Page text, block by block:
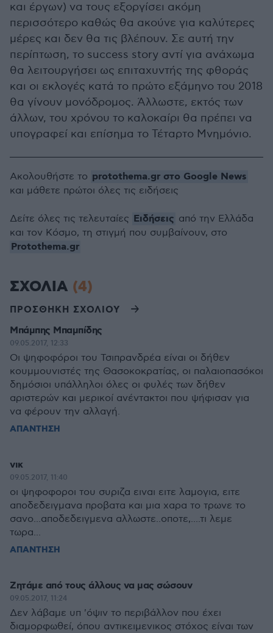
και έργων) να τους εξοργίσει ακόμη
περισσότερο καθώς θα ακούνε για καλύτερες
μέρες και δεν θα τις βλέπουν. Σε αυτή την
περίπτωση, το success story αντί για ανάχωμα
θα λειτουργήσει ως επιταχυντής της φθοράς
και οι εκλογές κατά το πρώτο εξάμηνο του 2018
θα γίνουν μονόδρομος. Άλλωστε, εκτός των
άλλων, του χρόνου το καλοκαίρι θα πρέπει να
υπογραφεί και επίσημα το Τέταρτο Μνημόνιο.
Ακολουθήστε το protothema.gr στο Google News
και μάθετε πρώτοι όλες τις ειδήσεις
Δείτε όλες τις τελευταίες Ειδήσεις από την Ελλάδα
και τον Κόσμο, τη στιγμή που συμβαίνουν, στο
Protothema.gr
ΣΧΟΛΙΑ (4)
ΠΡΟΣΘΗΚΗ ΣΧΟΛΙΟΥ
Μπάμπης Μπαμπίδης
09.05.2017, 12:33
Οι ψηφοφόροι του Τσιπρανδρέα είναι οι δήθεν
κουμμουνιστές της Θασοκοκρατίας, οι παλαιοπασόκοι
δημόσιοι υπάλληλοι όλες οι φυλές των δήθεν
αριστερών και μερικοί ανέντακτοι που ψήφισαν για
να φέρουν την αλλαγή.
ΑΠΑΝΤΗΣΗ
νικ
09.05.2017, 11:40
οι ψηφοφοροι του συριζα ειναι ειτε λαμογια, ειτε
αποδεδειγμανα προβατα και μια χαρα το τρωνε το
σανο...αποδεδειγμενα αλλωστε..οποτε,....τι λεμε
τωρα...
ΑΠΑΝΤΗΣΗ
Ζητάμε από τους άλλους να μας σώσουν
09.05.2017, 11:24
Δεν λάβαμε υπ 'όψιν το περιβάλλον που έχει
διαμορφωθεί, όπου αντικειμενικος στόχος είναι των